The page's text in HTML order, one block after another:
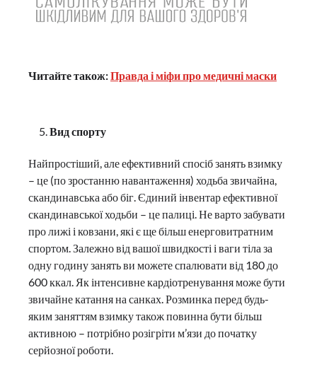
Читайте також:Правда і міфи про медичні маски
Вид спорту
Найпростіший, але ефективний спосіб занять взимку
– це (по зростанню навантаження) ходьба звичайна,
скандинавська або біг. Єдиний інвентар ефективної
скандинавської ходьби – це палиці. Не варто забувати
про лижі і ковзани, які є ще більш енерговитратним
спортом. Залежно від вашої швидкості і ваги тіла за
одну годину занять ви можете спалювати від 180 до
600 ккал. Як інтенсивне кардіотренування може бути
звичайне катання на санках. Розминка перед будь-
яким заняттям взимку також повинна бути більш
активною – потрібно розігріти м’язи до початку
серйозної роботи.